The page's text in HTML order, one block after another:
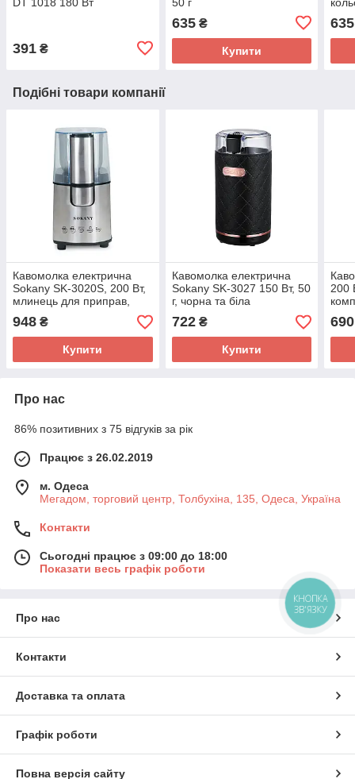
391 ₴
635₴
Купити
635
Подібні товари компанії
Кавомолка електрична
Sokany SK-3020S, 200 Вт,
млинець для приправ,
горіхів
948 ₴
Купити
Кавомолка електрична
Sokany SK-3027 150 Вт, 50
г, чорна та біла
722₴
Купити
200
690
Про нас
86% позитивних з 75 відгуків за рік
Працює з 26.02.2019
м. Одеса
Мегадом, торговий центр, Толбухіна, 135, Одеса, Україна
Контакти
Сьогодні працює з 09:00 до 18:00
Показати весь графік роботи
Про нас
Контакти
Доставка та оплата
Графік роботи
Повна версія сайту
КНОПКА
ЗВ'ЯЗКУ